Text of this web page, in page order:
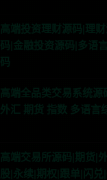
高端投资理财源码|理财
码|金融投资源码|多语
码
高端全品类交易系统源
外汇 期货 指数 多语言
高端交易所源码|期货|
股|永续|期权|跟单|闪